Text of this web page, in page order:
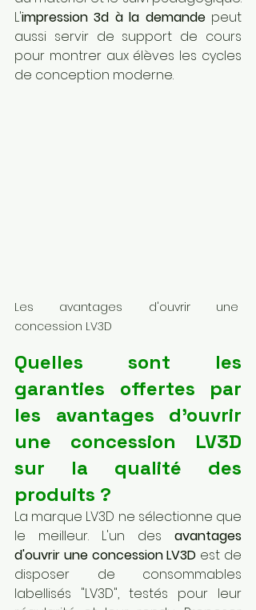
L'impression 3d à la demande peut
aussi servir de support de cours
pour montrer aux élèves les cycles
de conception moderne.
Les avantages d'ouvrir une
concession LV3D
Quelles sont les
garanties offertes par
les avantages d'ouvrir
une concession LV3D
sur la qualité des
produits ?
La marque LV3D ne sélectionne que
le meilleur. L'un des avantages
d'ouvrir une concession LV3D est de
disposer de consommables
labellisés "LV3D", testés pour leur